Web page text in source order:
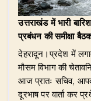
उत्तराखंड में भारी
प्रबंधन की समीक्षा
देहरादून।प्रदेश में
मौसम विभाग की
आज प्रातः सचिव,
दूरभाष पर वार्ता कर